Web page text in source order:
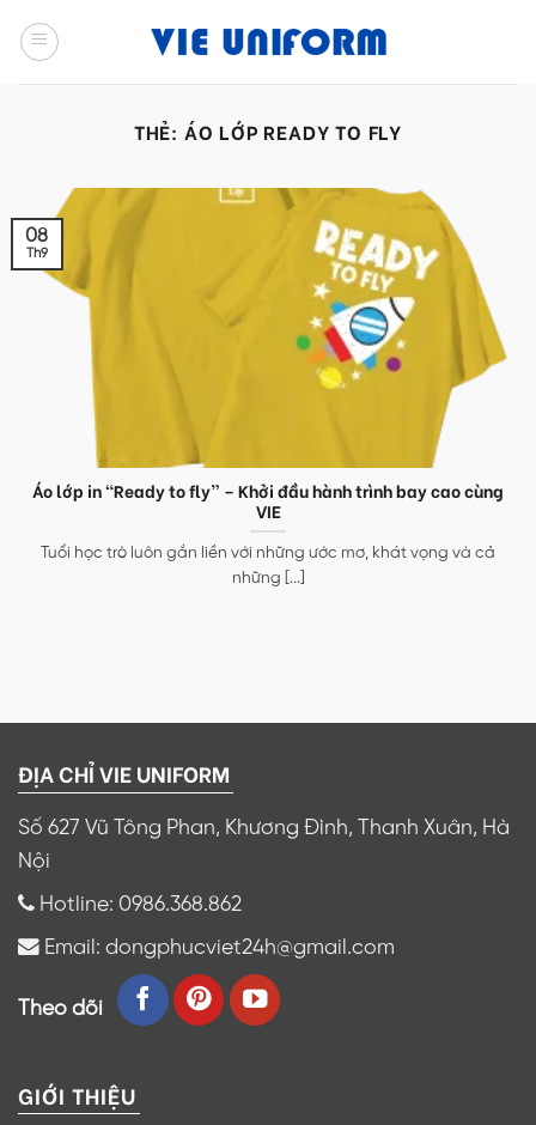
THẺ: ÁO LỚP READY TO FLY
Áo lớp in “Ready to fly” – Khởi đầu hành trình bay cao cùng
VIE
Tuổi học trò luôn gắn liền với những ước mơ, khát vọng và cả
những [...]
08
Th9
ĐỊA CHỈ VIE UNIFORM
Số 627 Vũ Tông Phan, Khương Đình, Thanh Xuân, Hà
Nội
Hotline: 0986.368.862
Email: dongphucviet24h@gmail.com
Theo dõi
GIỚI THIỆU